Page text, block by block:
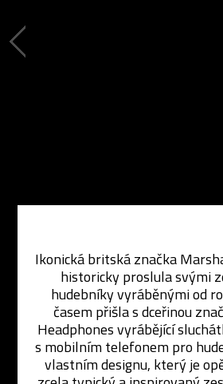
Ikonická britská značka
historicky proslula svými
hudebníky vyráběnými od
časem přišla s dceřinou
Headphones vyrábějící
s mobilním telefonem pro
vlastním designu, který je